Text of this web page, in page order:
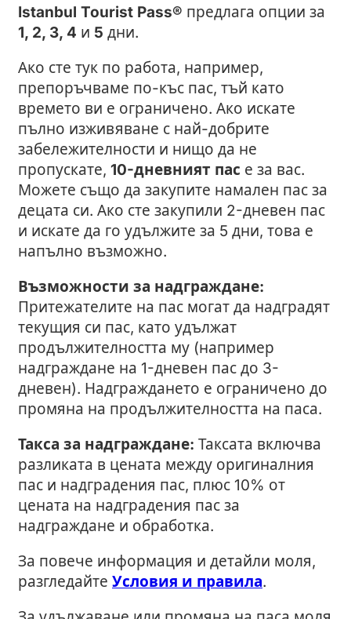
Istanbul Tourist Pass® предлага опции за
1, 2, 3, 4 и 5 дни.
Ако сте тук по работа, например,
препоръчваме по-къс пас, тъй като
времето ви е ограничено. Ако искате
пълно изживяване с най-добрите
забележителности и нищо да не
пропускате, 10-дневният пас е за вас.
Можете също да закупите намален пас за
децата си. Ако сте закупили 2-дневен пас
и искате да го удължите за 5 дни, това е
напълно възможно.
Възможности за надграждане:
Притежателите на пас могат да надградят
текущия си пас, като удължат
продължителността му (например
надграждане на 1-дневен пас до 3-
дневен). Надграждането е ограничено до
промяна на продължителността на паса.
Такса за надграждане: Таксата включва
разликата в цената между оригиналния
пас и надградения пас, плюс 10% от
цената на надградения пас за
надграждане и обработка.
За повече информация и детайли моля,
разгледайте Условия и правила.